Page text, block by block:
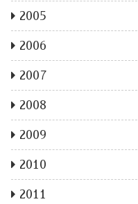
2005
2006
2007
2008
2009
2010
2011